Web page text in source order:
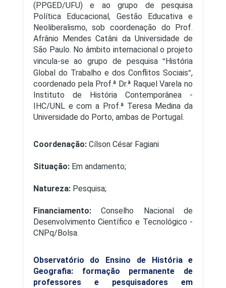
(PPGED/UFU) e ao grupo de pesquisa
Política Educacional, Gestão Educativa e
Neoliberalismo, sob coordenação do Prof.
Afrânio Mendes Catâni da Universidade de
São Paulo. No âmbito internacional o projeto
vincula-se ao grupo de pesquisa História
Global do Trabalho e dos Conflitos Sociais ,
coordenado pela Prof.ª Dr.ª Raquel Varela no
Instituto de História Contemporânea -
IHC/UNL e com a Prof.ª Teresa Medina da
Universidade do Porto, ambas de Portugal.
Coordenação:Cílson César Fagiani
Situação:Em andamento;
Natureza:Pesquisa;
Financiamento:Conselho Nacional de
Desenvolvimento Científico e Tecnológico -
CNPq/Bolsa.
Observatório do Ensino de História e
Geografia: formação permanente de
professores e pesquisadores em